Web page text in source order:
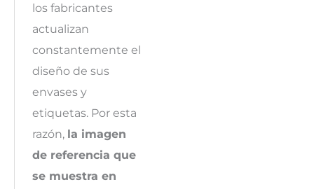
los fabricantes
actualizan
constantemente el
diseño de sus
envases y
etiquetas. Por esta
razón, la imagen
de referencia que
se muestra en